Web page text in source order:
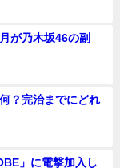
が乃木坂46の副
？完治までにどれ
」に電撃加入し